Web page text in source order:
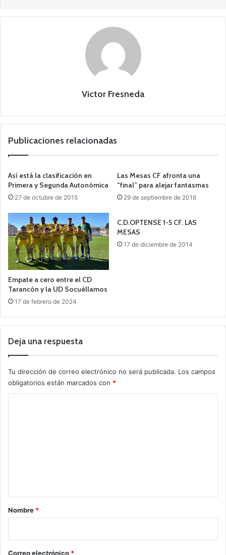
Victor Fresneda
Publicaciones relacionadas
Así está la clasificación en
Primera y Segunda Autonómica
27 de octubre de 2015
Las Mesas CF afronta una
“final” para alejar fantasmas
29 de septiembre de 2016
Empate a cero entre el CD
Tarancón y la UD Socuéllamos
17 de febrero de 2024
C.D.OPTENSE 1-5 CF. LAS
MESAS
17 de diciembre de 2014
Deja una respuesta
Tu dirección de correo electrónico no será publicada. Los campos
obligatorios están marcados con *
r
*
Nombre *
Correo electrónico *